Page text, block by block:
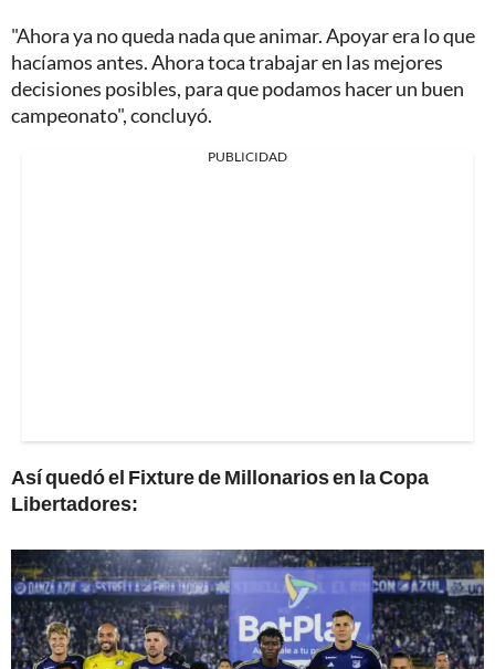
"Ahora ya no queda nada que animar. Apoyar era lo que
hacíamos antes. Ahora toca trabajar en las mejores
decisiones posibles, para que podamos hacer un buen
campeonato", concluyó.
PUBLICIDAD
Así quedó el Fixture de Millonarios en la Copa
Libertadores: